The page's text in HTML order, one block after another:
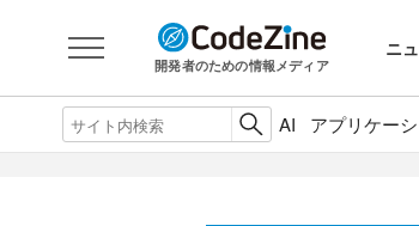
開発者のための情報メディア
ニ
AI アプリケー